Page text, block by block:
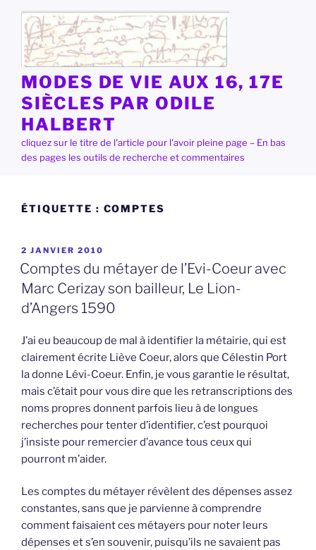
contenu
principal
MODES DE VIE AUX 16, 17E
SIÈCLES PAR ODILE
HALBERT
cliquez sur le titre de l'article pour l'avoir pleine page – En bas
des pages les outils de recherche et commentaires
ÉTIQUETTE : COMPTES
PUBLIÉ
LE
2 JANVIER 2010
Comptes du métayer de l’Evi-Coeur avec
Marc Cerizay son bailleur, Le Lion-
d’Angers 1590
J’ai eu beaucoup de mal à identifier la métairie, qui est
clairement écrite Liève Coeur, alors que Célestin Port
la donne Lévi-Coeur. Enfin, je vous garantie le résultat,
mais c’était pour vous dire que les retranscriptions des
noms propres donnent parfois lieu à de longues
recherches pour tenter d’identifier, c’est pourquoi
j’insiste pour remercier d’avance tous ceux qui
pourront m’aider.
Les comptes du métayer révèlent des dépenses assez
constantes, sans que je parvienne à comprendre
comment faisaient ces métayers pour noter leurs
dépenses et s’en souvenir, puisqu’ils ne savaient pas